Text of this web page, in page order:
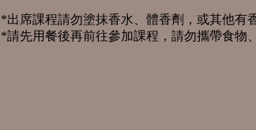
*出席課程請勿塗抹香水、體香劑，或其他有
*請先用餐後再前往參加課程，請勿攜帶食物